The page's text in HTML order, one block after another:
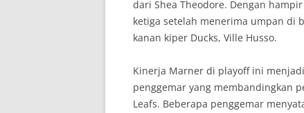
dari Shea Theodore. Dengan
ketiga setelah menerima umpan di
kanan kiper Ducks, Ville Husso.
Kinerja Marner di playoff ini
penggemar yang membandingkan
Leafs. Beberapa penggemar